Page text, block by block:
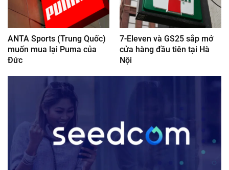
ANTA Sports (Trung Quốc)
muốn mua lại Puma của
Đức
7-Eleven và GS25 sắp mở
cửa hàng đầu tiên tại Hà
Nội